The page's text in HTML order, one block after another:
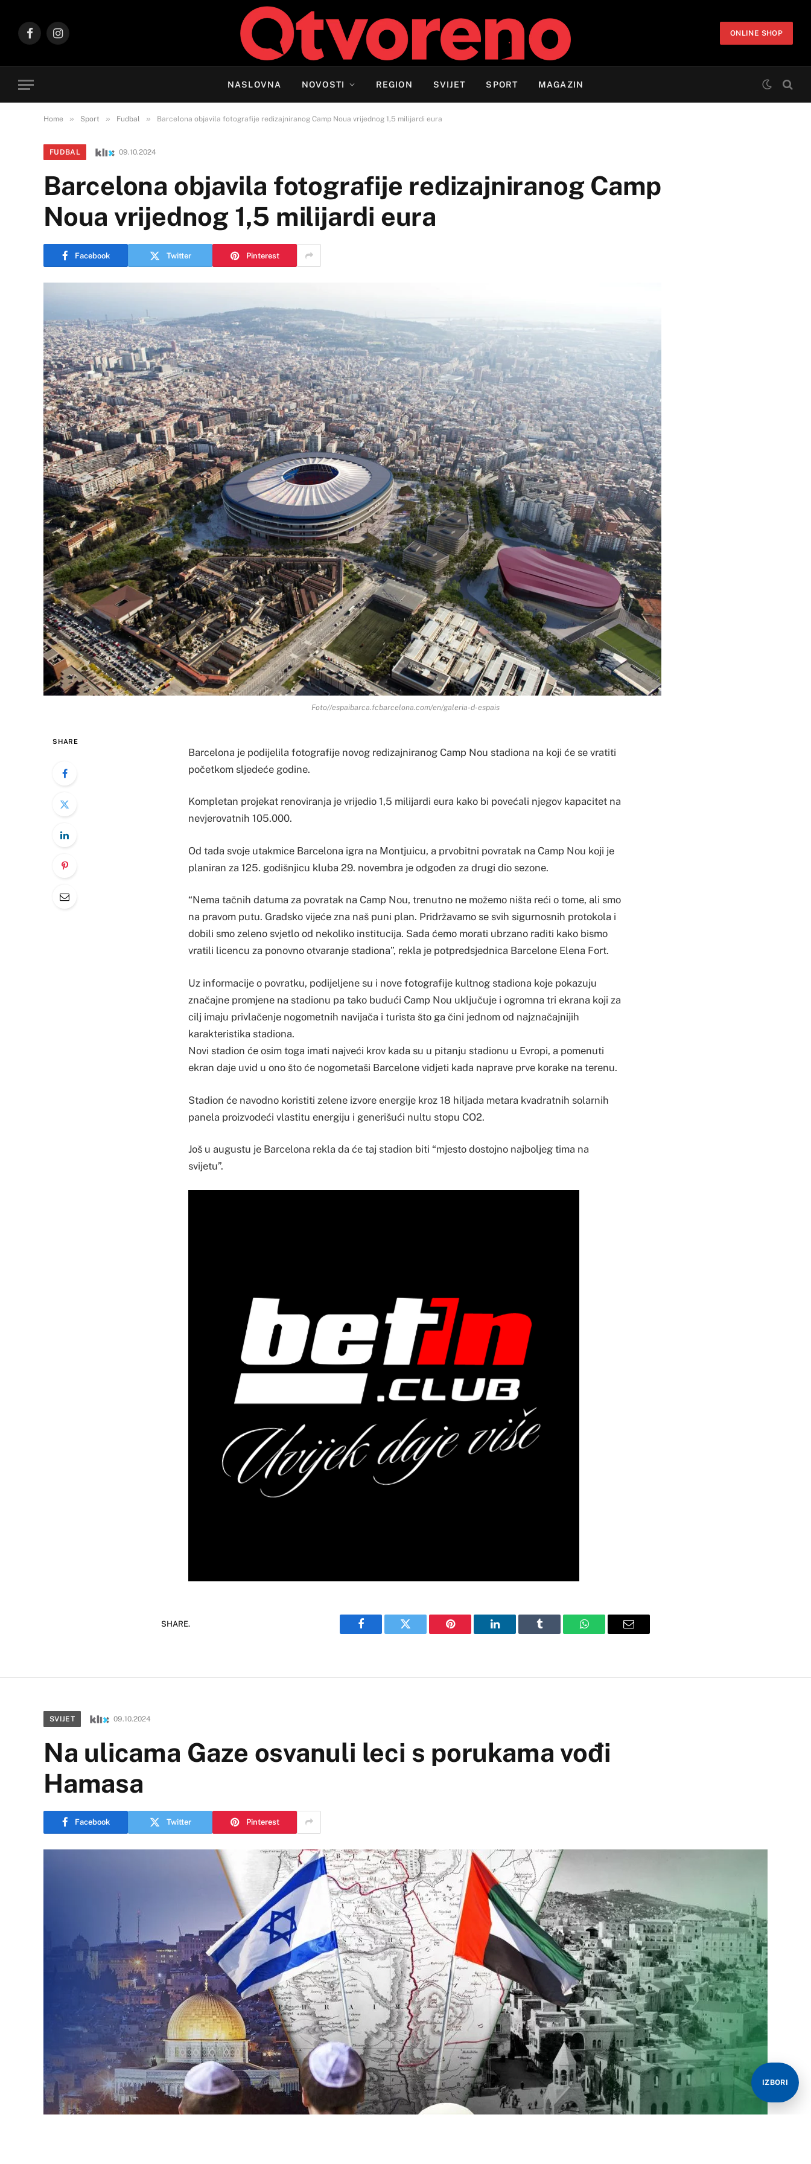
FacebookInstagram
ONLINE SHOP
NASLOVNA NOVOSTI REGION SVIJET SPORT MAGAZIN
Home » Sport » Fudbal » Barcelona objavila fotografije redizajniranog Camp Noua vrijednog 1,5 milijardi eura
FUDBAL 09.10.2024
Barcelona objavila fotografije redizajniranog Camp
Noua vrijednog 1,5 milijardi eura
Facebook Twitter Pinterest
Foto//espaibarca.fcbarcelona.com/en/galeria-d-espais
SHARE
Barcelona je podijelila fotografije novog redizajniranog Camp Nou stadiona na koji će se vratiti
početkom sljedeće godine.
Kompletan projekat renoviranja je vrijedio 1,5 milijardi eura kako bi povećali njegov kapacitet na
nevjerovatnih 105.000.
Od tada svoje utakmice Barcelona igra na Montjuicu, a prvobitni povratak na Camp Nou koji je
planiran za 125. godišnjicu kluba 29. novembra je odgođen za drugi dio sezone.
“Nema tačnih datuma za povratak na Camp Nou, trenutno ne možemo ništa reći o tome, ali smo
na pravom putu. Gradsko vijeće zna naš puni plan. Pridržavamo se svih sigurnosnih protokola i
dobili smo zeleno svjetlo od nekoliko institucija. Sada ćemo morati ubrzano raditi kako bismo
vratili licencu za ponovno otvaranje stadiona”, rekla je potpredsjednica Barcelone Elena Fort.
Uz informacije o povratku, podijeljene su i nove fotografije kultnog stadiona koje pokazuju
značajne promjene na stadionu pa tako budući Camp Nou uključuje i ogromna tri ekrana koji za
cilj imaju privlačenje nogometnih navijača i turista što ga čini jednom od najznačajnijih
karakteristika stadiona.
Novi stadion će osim toga imati najveći krov kada su u pitanju stadionu u Evropi, a pomenuti
ekran daje uvid u ono što će nogometaši Barcelone vidjeti kada naprave prve korake na terenu.
Stadion će navodno koristiti zelene izvore energije kroz 18 hiljada metara kvadratnih solarnih
panela proizvodeći vlastitu energiju i generišući nultu stopu CO2.
Još u augustu je Barcelona rekla da će taj stadion biti “mjesto dostojno najboljeg tima na
svijetu”.
SHARE.
Facebook Twitter Pinterest LinkedIn Tumblr WhatsAppEmail
SVIJET 09.10.2024
Na ulicama Gaze osvanuli leci s porukama vođi
Hamasa
Facebook Twitter Pinterest
IZBORI